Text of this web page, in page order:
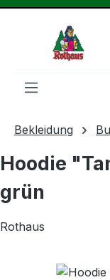
Bekleidung
Hoodie
grün
Rothaus
Bildergalerie